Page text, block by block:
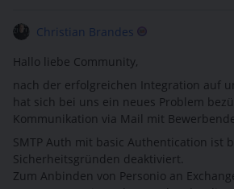
Christian Brandes
Hallo liebe Community,
nach der erfolgreichen Integration auf
hat sich bei uns ein neues Problem
Kommunikation via Mail mit
SMTP Auth mit basic Authentication ist
Sicherheitsgründen deaktiviert.
Zum Anbinden von Personio an